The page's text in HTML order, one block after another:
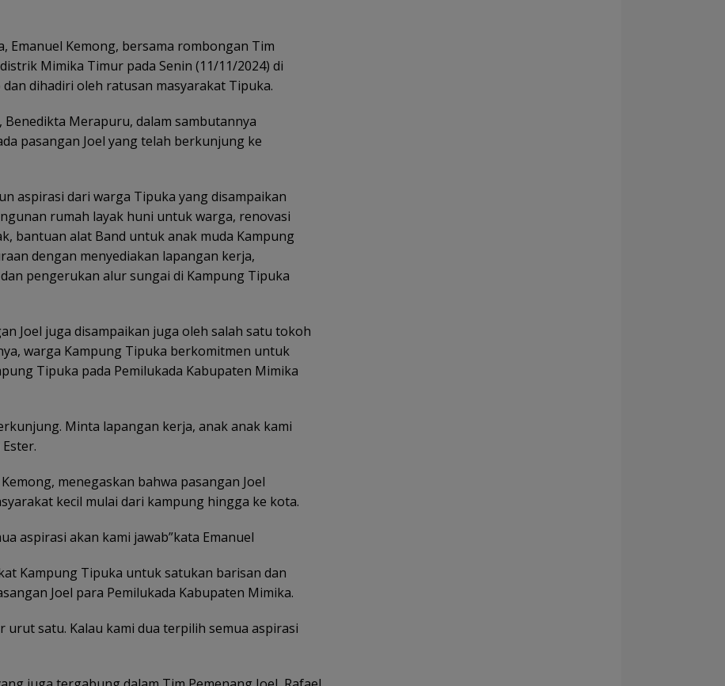
Emanuel Kemong, bersama rombongan Tim
Mimika Timur pada Senin (11/11/2024) di
dihadiri oleh ratusan masyarakat Tipuka.
Merapuru, dalam sambutannya
pasangan Joel yang telah berkunjung ke
aspirasi dari warga Tipuka yang disampaikan
rumah layak huni untuk warga, renovasi
bantuan alat Band untuk anak muda Kampung
dengan menyediakan lapangan kerja,
pengerukan alur sungai di Kampung Tipuka
Joel juga disampaikan juga oleh salah satu tokoh
warga Kampung Tipuka berkomitmen untuk
Tipuka pada Pemilukada Kabupaten Mimika
Minta lapangan kerja, anak anak kami
menegaskan bahwa pasangan Joel
kecil mulai dari kampung hingga ke kota.
aspirasi akan kami jawab”kata Emanuel
Kampung Tipuka untuk satukan barisan dan
Joel para Pemilukada Kabupaten Mimika.
urut satu. Kalau kami dua terpilih semua aspirasi